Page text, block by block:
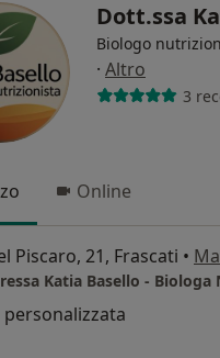
Dott.ssa
Biologo
· Altro
3
Online
Piscaro, 21, Frascati •
Katia Basello -
personalizzata